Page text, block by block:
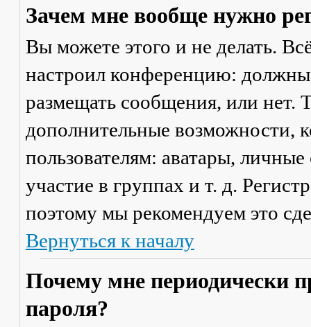
Зачем мне вообще нужно
Вы можете этого и не делать.
настроил конференцию: должны
размещать сообщения, или нет.
дополнительные возможности,
пользователям: аватары,
участие в группах и т. д.
поэтому мы рекомендуем это
Вернуться к началу
Почему мне периодически
пароля?